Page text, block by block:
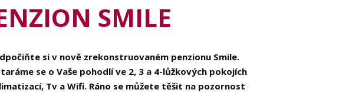
SMILE
si v nově zrekonstruovaném penzionu Smile.
se o Vaše pohodlí ve 2, 3 a 4-lůžkových pokojích
Tv a Wifi. Ráno se můžete těšit na pozornost